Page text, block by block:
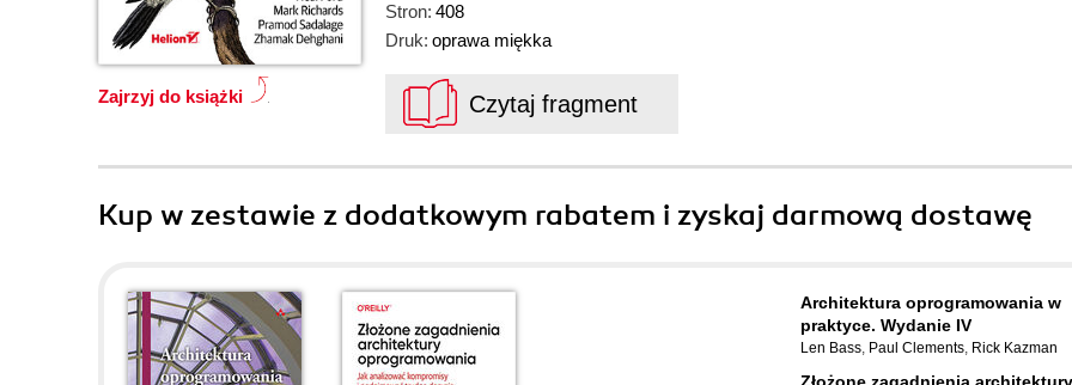
Zajrzyj do książki
Stron: 408
Druk: oprawa miękka
Czytaj fragment
Kup w zestawie z dodatkowym rabatem i zyskaj darmową dostawę
Architektura oprogramowania w
praktyce. Wydanie IV
Len Bass, Paul Clements, Rick Kazman